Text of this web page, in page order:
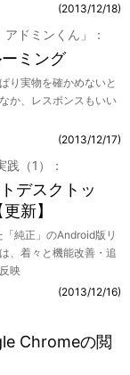
2013/12/18
ドミンくん」
ミング
り実物を確かめないと
か、レスポンスもいい
2013/12/17
（1）
デスクトッ
新】
純正」のAndroid版リ
、着々と機能改善・追
映
2013/12/16
Chromeの閲